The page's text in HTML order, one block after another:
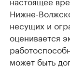
Нижне-
несущих и
оценивается
может быть